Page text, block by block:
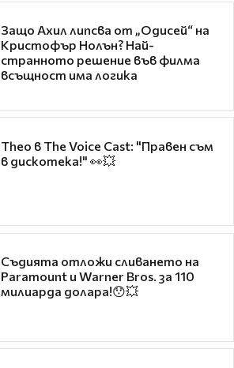
Защо Ахил липсва от „Одисей“ на
Кристофър Нолън? Най-
странното решение във филма
всъщност има логика
Theo в The Voice Cast: "Правен съм
в дискотека!" 👀💥
Съдията отложи сливането на
Paramount и Warner Bros. за 110
милиарда долара!😯💥